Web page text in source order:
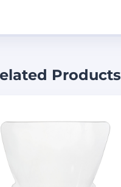
Products